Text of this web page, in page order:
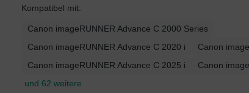
Kompatibel mit:
Canon imageRUNNER Advance C 2000 Series
Canon imageRUNNER Advance C 2020 i
Canon
Canon imageRUNNER Advance C 2025 i
Canon
und 62 weitere